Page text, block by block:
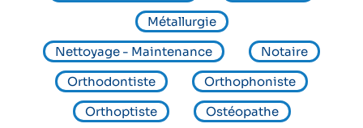
Métallurgie
Nettoyage - Maintenance
Notaire
Orthodontiste
Orthophoniste
Orthoptiste
Ostéopathe